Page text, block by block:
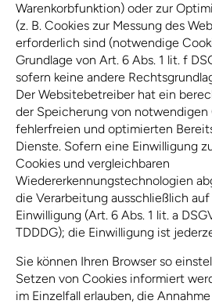
Warenkorbfunktion) oder zur
(z. B. Cookies zur Messung des
erforderlich sind (notwendige
Grundlage von Art. 6 Abs. 1 lit. f
sofern keine andere
Der Websitebetreiber hat ein
der Speicherung von
fehlerfreien und optimierten
Dienste. Sofern eine Einwilligung
Cookies und vergleichbaren
Wiedererkennungstechnologien
die Verarbeitung ausschließlich
Einwilligung (Art. 6 Abs. 1 lit. a
TDDDG); die Einwilligung ist
Sie können Ihren Browser so
Setzen von Cookies informiert
im Einzelfall erlauben, die